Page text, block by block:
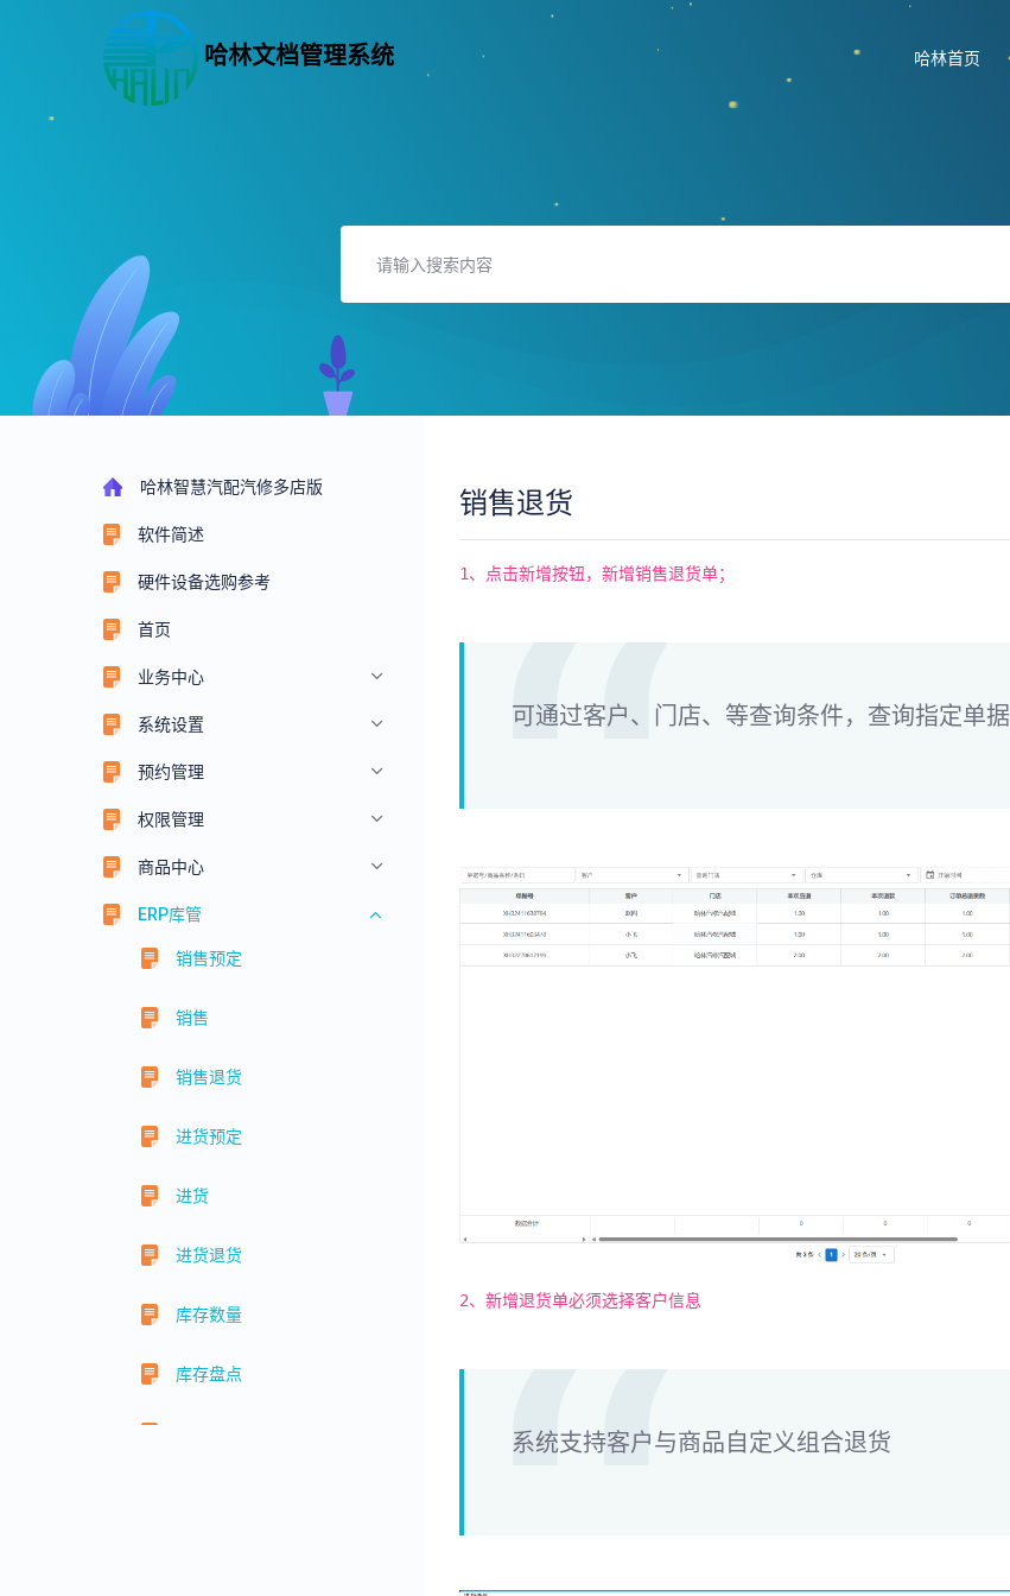
哈林文档管理系统 哈林首页
哈林智慧汽配汽修多店版
软件简述
硬件设备选购参考
首页
业务中心
系统设置
预约管理
权限管理
商品中心
ERP库管
销售预定
销售
销售退货
进货预定
进货
进货退货
库存数量
库存盘点
销售退货
1、点击新增按钮，新增销售退货单；
可通过客户、门店、等查询条件，查询指定单据
2、新增退货单必须选择客户信息
系统支持客户与商品自定义组合退货